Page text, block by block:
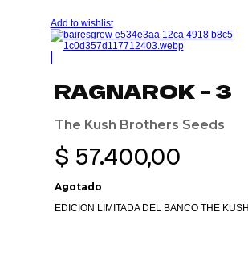
Add to wishlist
RAGNAROK – 3
The Kush Brothers Seeds
$ 57.400,00
Agotado
EDICION LIMITADA DEL BANCO THE